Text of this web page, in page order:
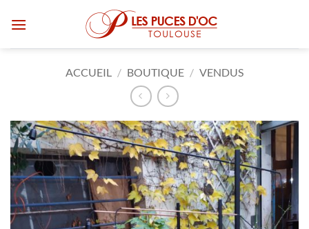
ACCUEIL / BOUTIQUE / VENDUS